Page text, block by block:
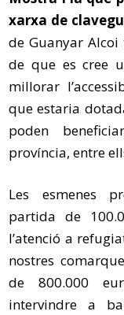
xarxa de
de Guanyar
de que es cree
millorar
que estaria
poden
província, entre
Les esmenes
partida de
l’atenció a
nostres
de 800.000
intervindre a